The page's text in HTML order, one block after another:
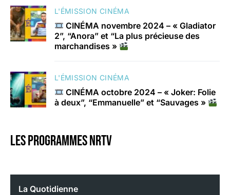
L'ÉMISSION CINÉMA
CINÉMA novembre 2024 – « Gladiator
2”, “Anora” et “La plus précieuse des
marchandises »
L'ÉMISSION CINÉMA
CINÉMA octobre 2024 – « Joker: Folie
à deux”, “Emmanuelle” et “Sauvages »
Les programmes nrtv
La Quotidienne